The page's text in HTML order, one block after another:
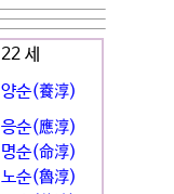
22 세
양순(養淳)
응순(應淳)
명순(命淳)
노순(魯淳)